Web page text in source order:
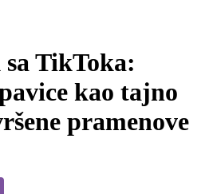
TikToka:
kao tajno
pramenove